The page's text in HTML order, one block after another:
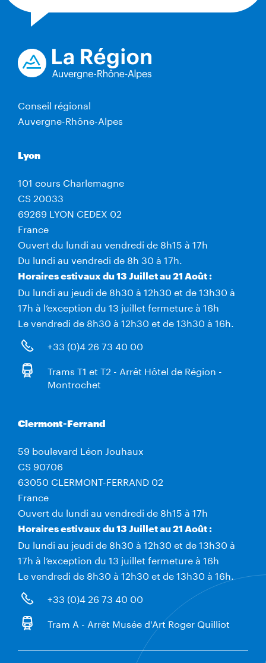
Conseil régional
Auvergne-Rhône-Alpes
Lyon
101 cours Charlemagne
CS 20033
69269 LYON CEDEX 02
France
Ouvert du lundi au vendredi de 8h15 à 17h
Du lundi au vendredi de 8h 30 à 17h.
Horaires estivaux du 13 Juillet au 21 Août :
Du lundi au jeudi de 8h30 à 12h30 et de 13h30 à
17h à l’exception du 13 juillet fermeture à 16h
Le vendredi de 8h30 à 12h30 et de 13h30 à 16h.
+33 (0)4 26 73 40 00
Trams T1 et T2 - Arrêt Hôtel de Région -
Montrochet
Clermont-Ferrand
59 boulevard Léon Jouhaux
CS 90706
63050 CLERMONT-FERRAND 02
France
Ouvert du lundi au vendredi de 8h15 à 17h
Horaires estivaux du 13 Juillet au 21 Août :
Du lundi au jeudi de 8h30 à 12h30 et de 13h30 à
17h à l’exception du 13 juillet fermeture à 16h
Le vendredi de 8h30 à 12h30 et de 13h30 à 16h.
+33 (0)4 26 73 40 00
Tram A - Arrêt Musée d'Art Roger Quilliot